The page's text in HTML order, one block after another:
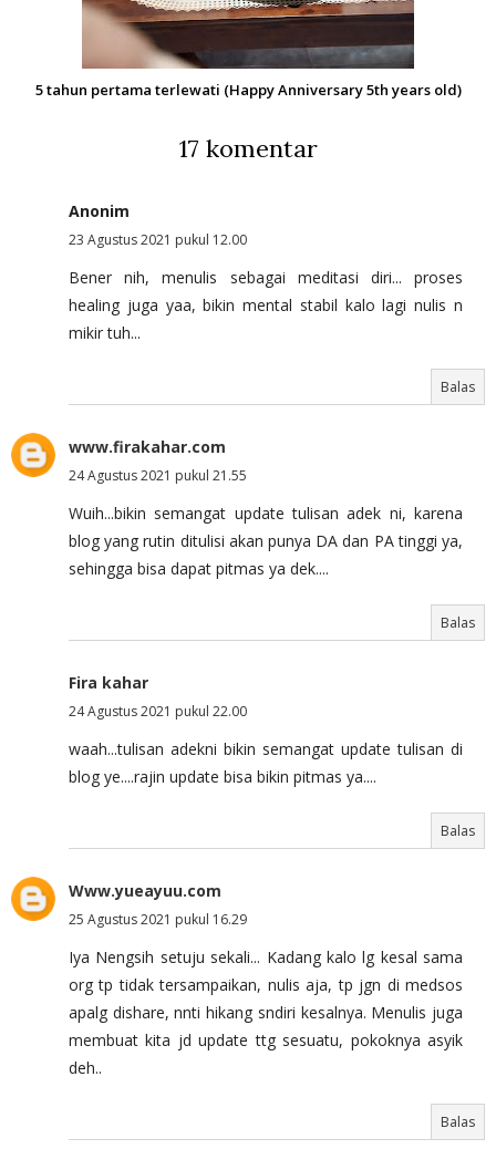
5 tahun pertama terlewati (Happy Anniversary 5th years old)
17 komentar
Anonim
23 Agustus 2021 pukul 12.00
Bener nih, menulis sebagai meditasi diri... proses
healing juga yaa, bikin mental stabil kalo lagi nulis n
mikir tuh...
Balas
www.firakahar.com
24 Agustus 2021 pukul 21.55
Wuih...bikin semangat update tulisan adek ni, karena
blog yang rutin ditulisi akan punya DA dan PA tinggi ya,
sehingga bisa dapat pitmas ya dek....
Balas
Fira kahar
24 Agustus 2021 pukul 22.00
waah...tulisan adekni bikin semangat update tulisan di
blog ye....rajin update bisa bikin pitmas ya....
Balas
Www.yueayuu.com
25 Agustus 2021 pukul 16.29
Iya Nengsih setuju sekali... Kadang kalo lg kesal sama
org tp tidak tersampaikan, nulis aja, tp jgn di medsos
apalg dishare, nnti hikang sndiri kesalnya. Menulis juga
membuat kita jd update ttg sesuatu, pokoknya asyik
deh..
Balas